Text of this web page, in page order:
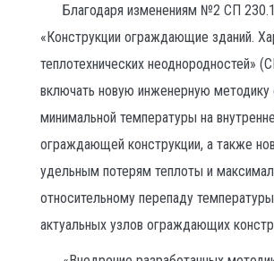
Благодаря изменениям №2 СП
«Конструкции ограждающие зданий.
теплотехнических неоднородностей»
включать новую инженерную методику
минимальной температуры на
ограждающей конструкции, а также
удельным потерям теплоты и
относительному перепаду
актуальных узлов ограждающих